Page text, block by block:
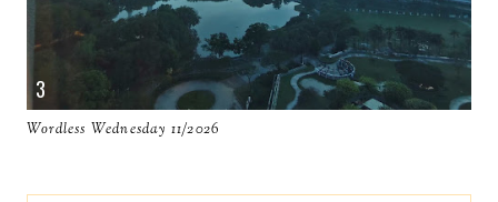
Wordless Wednesday 11/2026